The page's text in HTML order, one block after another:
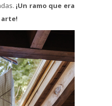
¡Un ramo que era